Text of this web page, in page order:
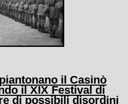
il Casinò
il XIX Festival di
di possibili disordini